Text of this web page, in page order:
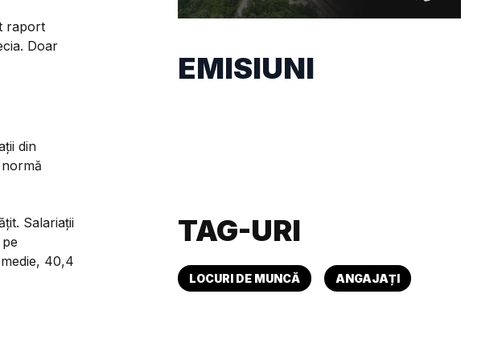
raport
Doar
din
Salariații
40,4
EMISIUNI
TAG-URI
LOCURI DE MUNCĂ ANGAJAȚI